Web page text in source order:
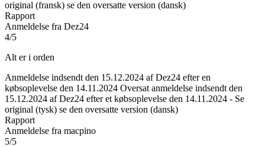
original (fransk) se den oversatte version (dansk)
Rapport
Anmeldelse fra Dez24
4/5
Alt er i orden
Anmeldelse indsendt den 15.12.2024 af Dez24 efter en
købsoplevelse den 14.11.2024 Oversat anmeldelse indsendt den
15.12.2024 af Dez24 efter et købsoplevelse den 14.11.2024 - Se
original (tysk) se den oversatte version (dansk)
Rapport
Anmeldelse fra macpino
5/5